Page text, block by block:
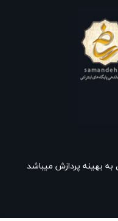
بهینه پردازش میباشد